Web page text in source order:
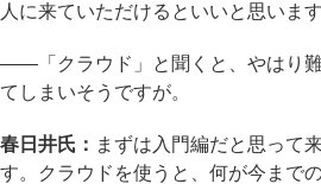
人に来ていただけるといいと思います
――「クラウド」と聞くと、やはり
てしまいそうですが。
春日井氏： まずは入門編だと思って
す。クラウドを使うと、何が今まで